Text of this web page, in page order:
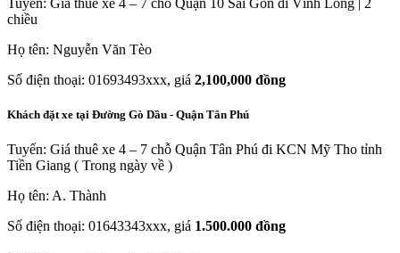
Tuyến: Giá thuê xe 4 – 7 chỗ Quận 10 Sài Gòn đi Vĩnh Long | 2
chiều
Họ tên: Nguyễn Văn Tèo
Số điện thoại: 01693493xxx, giá 2,100,000 đồng
Khách đặt xe tại Đường Gò Dầu - Quận Tân Phú
Tuyến: Giá thuê xe 4 – 7 chỗ Quận Tân Phú đi KCN Mỹ Tho tỉnh
Tiền Giang ( Trong ngày về )
Họ tên: A. Thành
Số điện thoại: 01643343xxx, giá 1.500.000 đồng